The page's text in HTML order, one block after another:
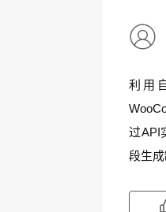
利用
过API
段生